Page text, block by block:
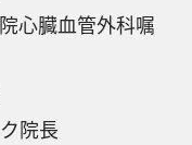
心臓血管外科嘱
院長